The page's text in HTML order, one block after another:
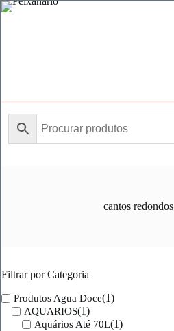
Pular
cantos redondos
Filtrar por Categoria
Produtos Agua Doce(1)
AQUARIOS(1)
Aquários Até 70L(1)